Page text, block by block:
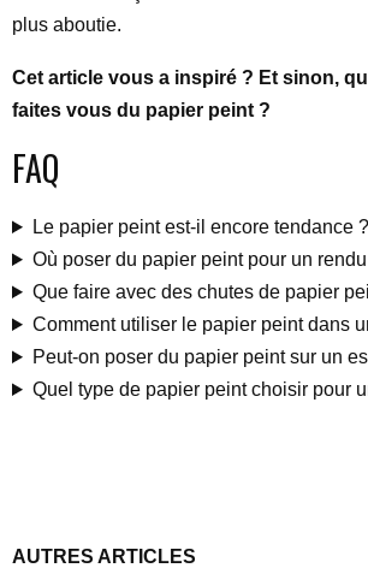
plus aboutie.
Cet article vous a inspiré ? Et sinon,
faites vous du papier peint ?
FAQ
Le papier peint est-il encore tendance ?
Où poser du papier peint pour un
Que faire avec des chutes de papier
Comment utiliser le papier peint dans
Peut-on poser du papier peint sur un
Quel type de papier peint choisir pour
AUTRES ARTICLES